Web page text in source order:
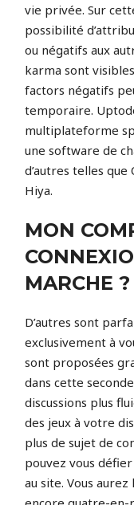
vie privée. Sur
possibilité
ou négatifs aux
karma sont
factors négatifs
temporaire.
multiplateforme
une software de
d’autres telles que
Hiya.
MON
MARCHE ?
D’autres sont
exclusivement à
sont proposées
dans cette
discussions plus
des jeux à votre
plus de sujet de
pouvez vous
au site. Vous